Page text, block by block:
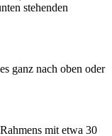
stehenden
ganz nach oben oder
mit etwa 30